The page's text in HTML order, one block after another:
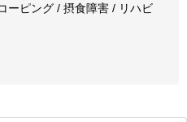
ーピング / 摂食障害 / リハビ